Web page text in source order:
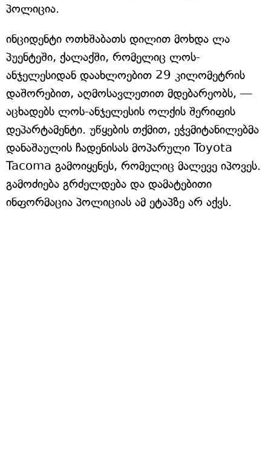
პოლიცია.
ინციდენტი ოთხშაბათს დილით მოხდა ლა
პუენტეში, ქალაქში, რომელიც ლოს-
ანჯელესიდან დაახლოებით 29 კილომეტრის
დაშორებით, აღმოსავლეთით მდებარეობს, —
აცხადებს ლოს-ანჯელესის ოლქის შერიფის
დეპარტამენტი. უწყების თქმით, ეჭვმიტანილებმა
დანაშაულის ჩადენისას მოპარული Toyota
Tacoma გამოიყენეს, რომელიც მალევე იპოვეს.
გამოძიება გრძელდება და დამატებითი
ინფორმაცია პოლიციას ამ ეტაპზე არ აქვს.